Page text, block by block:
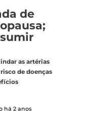
de
as artérias
de doenças
há 2 anos